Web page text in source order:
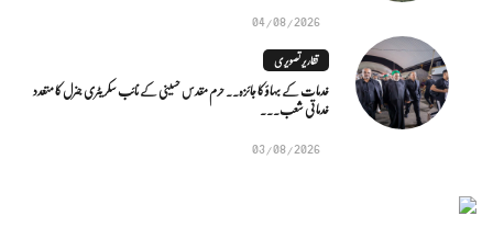
04/08/2026
تقاریر تصویری
خدمات کے بہاؤ کا جائزہ.. حرم مقدس حسینی کے نائب سکریٹری جنرل کا متعدد
خدماتی شعب...
03/08/2026